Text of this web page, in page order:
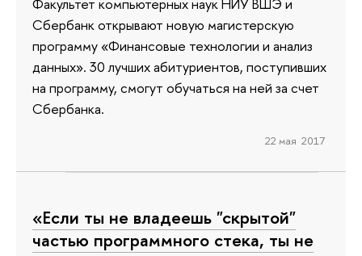
Сбербанк открывают новую магистерскую
программу «Финансовые технологии и анализ
данных». 30 лучших абитуриентов, поступивших
на программу, смогут обучаться на ней за счет
Сбербанка.
22 мая 2017
«Если ты не владеешь "скрытой"
частью программного стека, ты не